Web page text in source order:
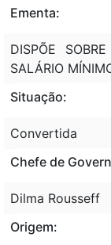
Ementa:
DISPÕE
SALÁRIO
Situação:
Convertida
Chefe de
Dilma Rousseff
Origem: